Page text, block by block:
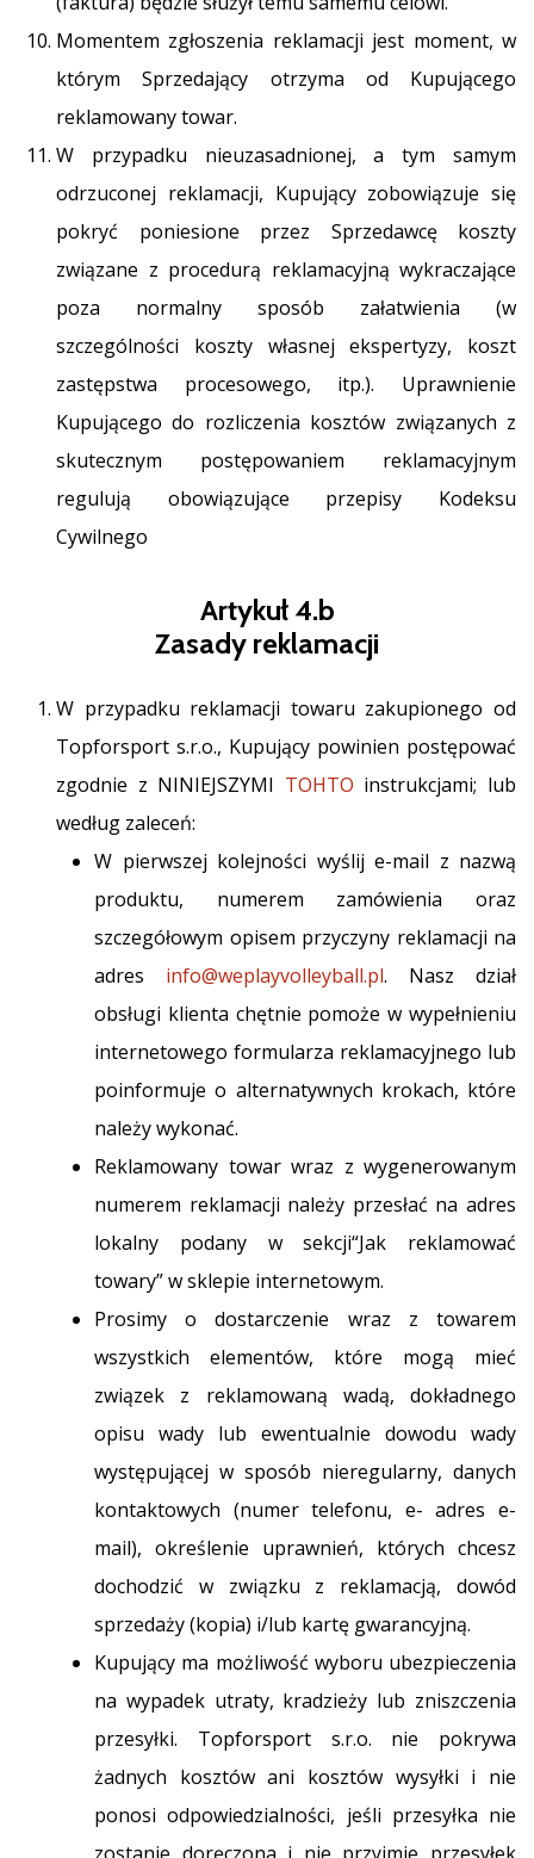
Momentem zgłoszenia reklamacji jest moment, w
którym Sprzedający otrzyma od Kupującego
reklamowany towar.
W przypadku nieuzasadnionej, a tym samym
odrzuconej reklamacji, Kupujący zobowiązuje się
pokryć poniesione przez Sprzedawcę koszty
związane z procedurą reklamacyjną wykraczające
poza normalny sposób załatwienia (w
szczególności koszty własnej ekspertyzy, koszt
zastępstwa procesowego, itp.). Uprawnienie
Kupującego do rozliczenia kosztów związanych z
skutecznym postępowaniem reklamacyjnym
regulują obowiązujące przepisy Kodeksu
Cywilnego
Artykuł 4.b
Zasady reklamacji
W przypadku reklamacji towaru zakupionego od
Topforsport s.r.o., Kupujący powinien postępować
zgodnie z NINIEJSZYMI TOHTO instrukcjami; lub
według zaleceń:
W pierwszej kolejności wyślij e-mail z nazwą
produktu, numerem zamówienia oraz
szczegółowym opisem przyczyny reklamacji na
adres info@weplayvolleyball.pl. Nasz dział
obsługi klienta chętnie pomoże w wypełnieniu
internetowego formularza reklamacyjnego lub
poinformuje o alternatywnych krokach, które
należy wykonać.
Reklamowany towar wraz z wygenerowanym
numerem reklamacji należy przesłać na adres
lokalny podany w sekcji“Jak reklamować
towary” w sklepie internetowym.
Prosimy o dostarczenie wraz z towarem
wszystkich elementów, które mogą mieć
związek z reklamowaną wadą, dokładnego
opisu wady lub ewentualnie dowodu wady
występującej w sposób nieregularny, danych
kontaktowych (numer telefonu, e- adres e-
mail), określenie uprawnień, których chcesz
dochodzić w związku z reklamacją, dowód
sprzedaży (kopia) i/lub kartę gwarancyjną.
Kupujący ma możliwość wyboru ubezpieczenia
na wypadek utraty, kradzieży lub zniszczenia
przesyłki. Topforsport s.r.o. nie pokrywa
żadnych kosztów ani kosztów wysyłki i nie
ponosi odpowiedzialności, jeśli przesyłka nie